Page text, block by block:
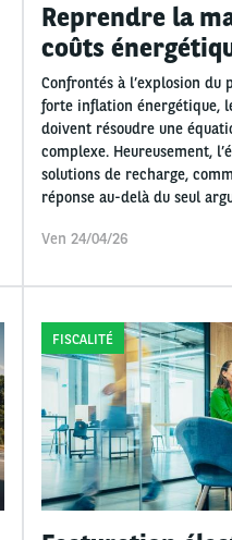
Reprendre la
coûts
Confrontés à l’explosion
forte inflation énergétique,
doivent résoudre une
complexe. Heureusement,
solutions de recharge,
réponse au-delà du seul
Ven 24/04/26
FISCALITÉ